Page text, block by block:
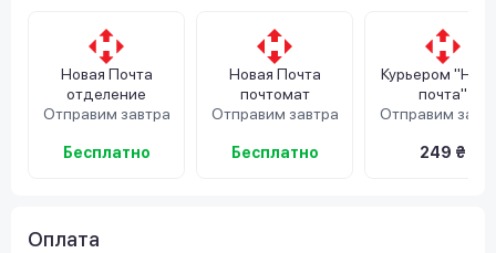
Новая Почта
отделение
Отправим завтра
Бесплатно
Новая Почта
почтомат
Отправим завтра
Бесплатно
Курьером
почта"
Отправим
249 ₴
Оплата